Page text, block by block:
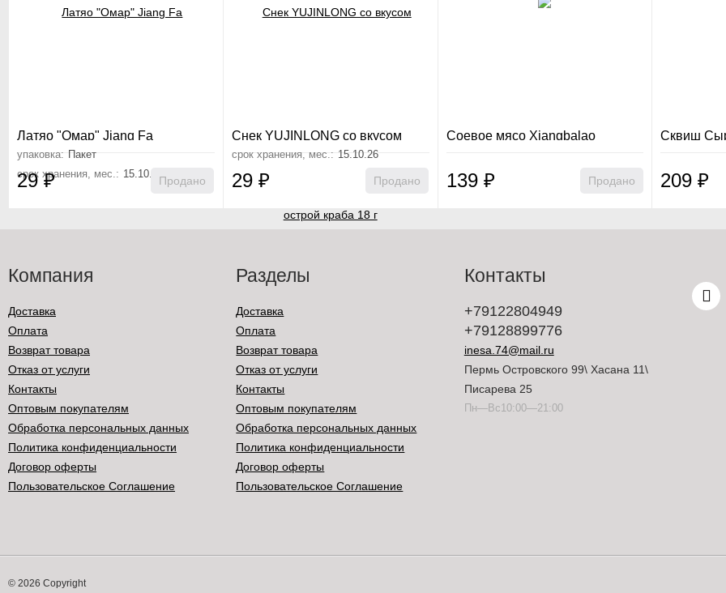
Латяо "Омар" Jiang Fa
упаковка: Пакет
срок хранения, мес.: 15.10.26
29₽ Продано
Снек YUJINLONG со вкусом
острой краба 18 г
срок хранения, мес.: 15.10.26
29 ₽ Продано
Соевое мясо Xiangbalao
139 ₽ Продано
Сквиш
209₽
Компания
Доставка
Оплата
Возврат товара
Отказ от услуги
Контакты
Оптовым покупателям
Обработка персональных данных
Политика конфиденциальности
Договор оферты
Пользовательское Соглашение
Разделы
Доставка
Оплата
Возврат товара
Отказ от услуги
Контакты
Оптовым покупателям
Обработка персональных данных
Политика конфиденциальности
Договор оферты
Пользовательское Соглашение
Контакты
+79122804949
+79128899776
inesa.74@mail.ru
Пермь Островского 99\ Хасана 11\
Писарева 25
Пн—Вс10:00—21:00
© 2026 Copyright